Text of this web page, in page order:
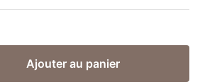
Ajouter au panier